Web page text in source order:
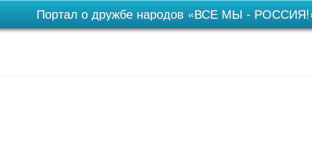
Портал о дружбе народов «ВСЕ МЫ -